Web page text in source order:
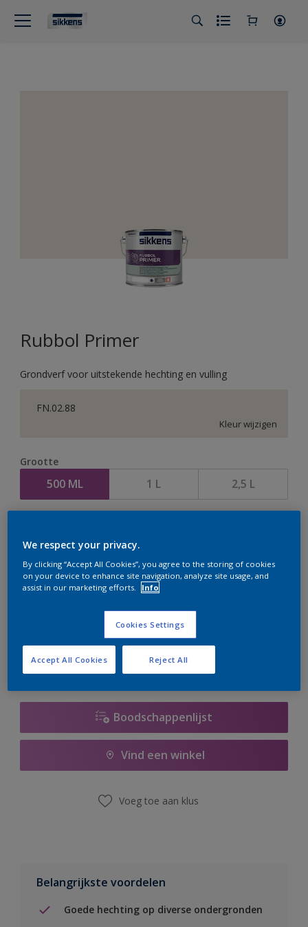
Rubbol Primer
Grondverf voor uitstekende hechting en vulling
FN.02.88
Kleur wijzigen
Grootte
500 ML 1 L 2,5 L
te bestellen. Houd de website in de gaten, we werken
er hard aan om de voorraad aan te vullen.
Boodschappenlijst
Vind een winkel
Voeg toe aan klus
Belangrijkste voordelen
Goede hechting op diverse ondergronden
We respect your privacy.
By clicking “Accept All Cookies”, you agree to the storing of cookies
on your device to enhance site navigation, analyze site usage, and
assist in our marketing efforts.
Info
Cookies Settings
Reject All
Accept All Cookies